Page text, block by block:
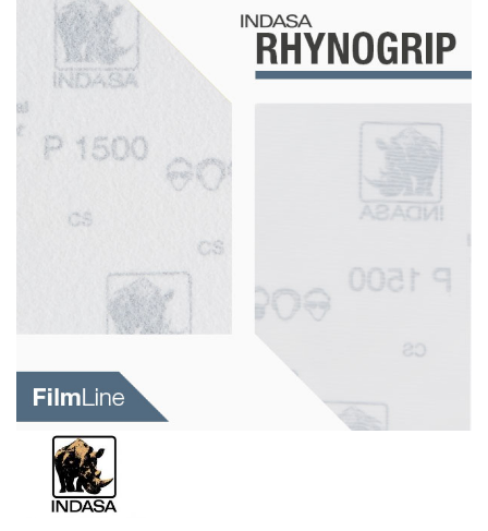
Schleif-Handpads
Zubehör/Hilfsmittel
Abdecken
Spachteln
Werkzeug & Maschinen
Reinigen
Arbeitsschutz